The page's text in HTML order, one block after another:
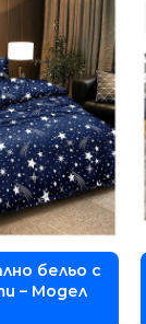
бельо с
– Модел